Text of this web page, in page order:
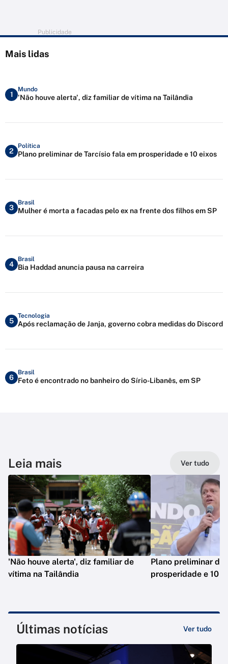
Publicidade
Mais lidas
1
Mundo
'Não houve alerta', diz familiar de vítima na Tailândia
2
Política
Plano preliminar de Tarcísio fala em prosperidade e 10 eixos
3
Brasil
Mulher é morta a facadas pelo ex na frente dos filhos em SP
4
Brasil
Bia Haddad anuncia pausa na carreira
5
Tecnologia
Após reclamação de Janja, governo cobra medidas do Discord
6
Brasil
Feto é encontrado no banheiro do Sírio-Libanês, em SP
Leia mais Ver tudo
'Não houve alerta', diz familiar de
vítima na Tailândia
Plano preliminar de
prosperidade e 10
Últimas notícias Ver tudo